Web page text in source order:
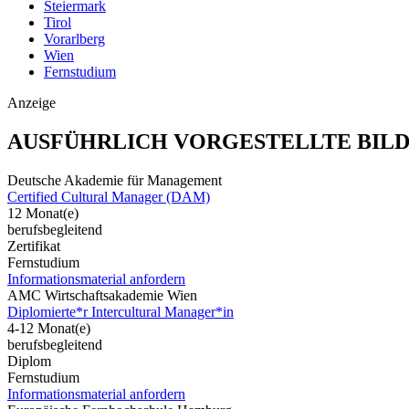
Steiermark
Tirol
Vorarlberg
Wien
Fernstudium
Anzeige
AUSFÜHRLICH VORGESTELLTE
Deutsche Akademie für Management
Certified Cultural Manager (DAM)
12 Monat(e)
berufsbegleitend
Zertifikat
Fernstudium
Informationsmaterial anfordern
AMC Wirtschaftsakademie Wien
Diplomierte*r Intercultural Manager*in
4-12 Monat(e)
berufsbegleitend
Diplom
Fernstudium
Informationsmaterial anfordern